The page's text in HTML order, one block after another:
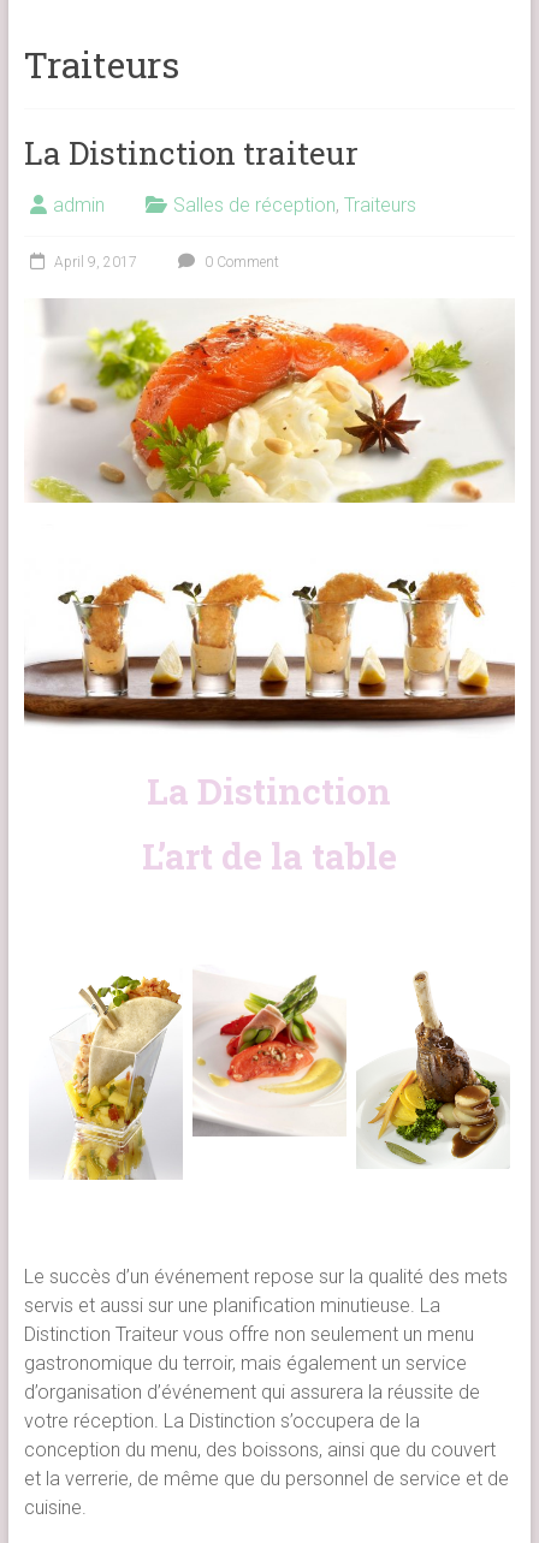
Traiteurs
La Distinction traiteur
admin Salles de réception, Traiteurs
April 9, 2017 0 Comment
La Distinction
L’art de la table
Le succès d’un événement repose sur la qualité des mets
servis et aussi sur une planification minutieuse. La
Distinction Traiteur vous offre non seulement un menu
gastronomique du terroir, mais également un service
d’organisation d’événement qui assurera la réussite de
votre réception. La Distinction s’occupera de la
conception du menu, des boissons, ainsi que du couvert
et la verrerie, de même que du personnel de service et de
cuisine.